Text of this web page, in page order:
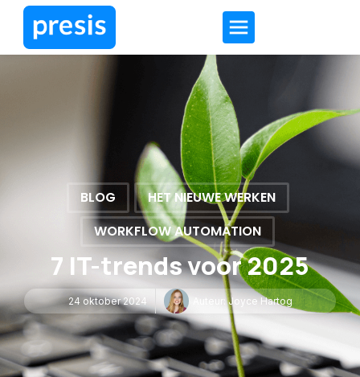
BLOG
HET NIEUWE WERKEN
WORKFLOW AUTOMATION
7 IT-trends voor 2025
24 oktober 2024 Auteur:Joyce Hartog